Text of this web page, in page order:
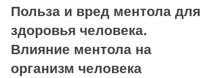
Польза и вред ментола для
здоровья человека.
Влияние ментола на
организм человека